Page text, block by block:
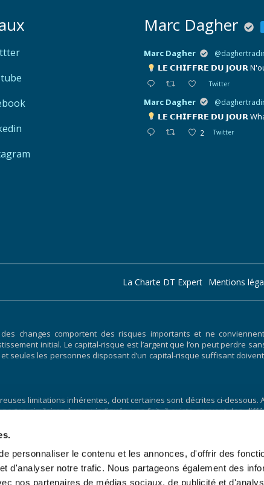
personnaliser le contenu et les annonces, d'offrir des
d'analyser notre trafic. Nous partageons également des
nos partenaires de médias sociaux, de publicité et
Marc Dagher
Marc Dagher
𝗟𝗘 𝗖𝗛𝗜𝗙𝗙𝗥𝗘 𝗗𝗨 𝗝𝗢𝗨𝗥
Twitter
Marc Dagher
𝗟𝗘 𝗖𝗛𝗜𝗙𝗙𝗥𝗘 𝗗𝗨 𝗝𝗢𝗨𝗥
2 Twitter
La Charte DT Expert Mentions
changes comportent des risques importants et ne
initial. Le capital-risque est l’argent que l’on peut perdre
seules les personnes disposant d’un capital-risque suffisant
limitations inhérentes, dont certaines sont décrites ci-dessous.
similaires à ceux indiqués ; en fait, il existe souvent des
un programme de trading particulier. L’une des limites des
la négociation hypothétique n’implique pas de risque financier,
de la négociation réelle. Par exemple, la capacité à supporter
importants qui peuvent également affecter négativement les
programme de trading spécifique qui ne peuvent pas être
négatif sur les résultats de trading.